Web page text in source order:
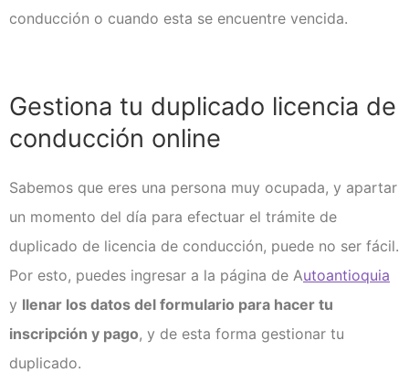
conducción o cuando esta se encuentre vencida.
Gestiona tu duplicado licencia de
conducción online
Sabemos que eres una persona muy ocupada, y apartar
un momento del día para efectuar el trámite de
duplicado de licencia de conducción, puede no ser fácil.
Por esto, puedes ingresar a la página de Autoantioquia
y llenar los datos del formulario para hacer tu
inscripción y pago, y de esta forma gestionar tu
duplicado.